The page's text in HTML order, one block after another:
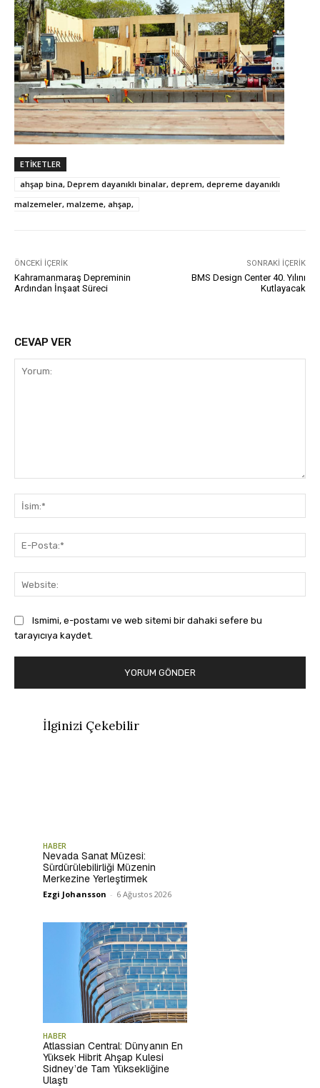
ETIKETLER
ahşap bina, Deprem dayanıklı binalar, deprem, depreme dayanıklı
malzemeler, malzeme, ahşap,
ÖNCEKI İÇERIK
Kahramanmaraş Depreminin
Ardından İnşaat Süreci
SONRAKI İÇERIK
BMS Design Center 40. Yılını
Kutlayacak
CEVAP VER
Ismimi, e-postamı ve web sitemi bir dahaki sefere bu
tarayıcıya kaydet.
İlginizi Çekebilir
HABER
Nevada Sanat Müzesi:
Sürdürülebilirliği Müzenin
Merkezine Yerleştirmek
Ezgi Johansson - 6 Ağustos 2026
HABER
Atlassian Central: Dünyanın En
Yüksek Hibrit Ahşap Kulesi
Sidney’de Tam Yüksekliğine
Ulaştı